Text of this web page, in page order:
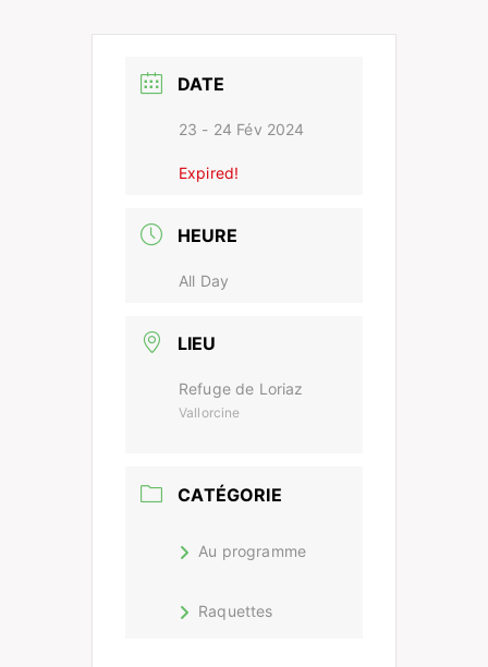
DATE
23 - 24 Fév 2024
Expired!
HEURE
All Day
LIEU
Refuge de Loriaz
Vallorcine
CATÉGORIE
Au programme
Raquettes